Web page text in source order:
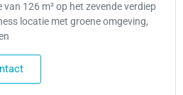
126 m² op het zevende verdiep
locatie met groene omgeving,